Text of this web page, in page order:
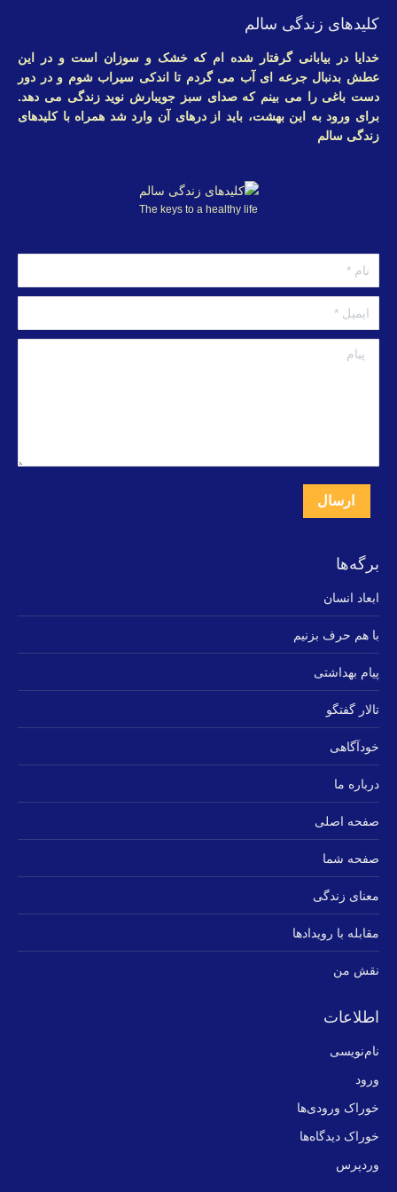
کلیدهای زندگی سالم
خدایا در بیابانی گرفتار شده ام که خشک و سوزان است و در این
عطش بدنبال جرعه ای آب می گردم تا اندکی سیراب شوم و در دور
دست باغی را می بینم که صدای سبز جویبارش نوید زندگی می دهد.
برای ورود به این بهشت، باید از درهای آن وارد شد همراه با کلیدهای
زندگی سالم
The keys to a healthy life
نام *
ایمیل *
ارسال
برگه‌ها
ابعاد انسان
با هم حرف بزنیم
پیام بهداشتی
تالار گفتگو
خودآگاهی
درباره ما
صفحه اصلی
صفحه شما
معنای زندگی
مقابله با رویدادها
نقش من
اطلاعات
نام‌نویسی
ورود
خوراک ورودی‌ها
خوراک دیدگاه‌ها
وردپرس